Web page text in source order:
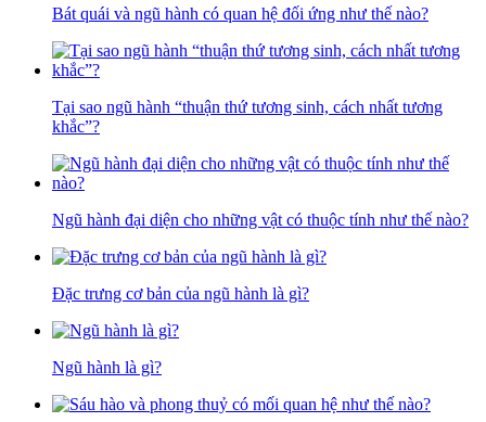
Bát quái và ngũ hành có quan hệ đối ứng như thế nào?
Tại sao ngũ hành “thuận thứ tương sinh, cách nhất tương
khắc”?
Ngũ hành đại diện cho những vật có thuộc tính như thế nào?
Đặc trưng cơ bản của ngũ hành là gì?
Ngũ hành là gì?